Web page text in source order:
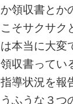
か領収書とか
こそサクサク
は本当に大変
領収書ってい
指導状況を報
うふうな３つ